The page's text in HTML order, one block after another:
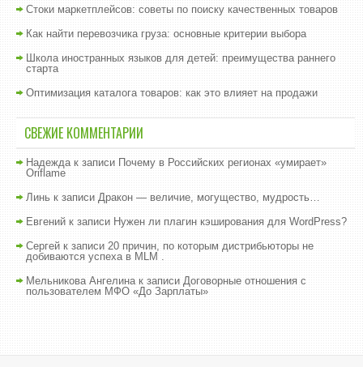
Стоки маркетплейсов: советы по поиску качественных товаров
Как найти перевозчика груза: основные критерии выбора
Школа иностранных языков для детей: преимущества раннего
старта
Оптимизация каталога товаров: как это влияет на продажи
СВЕЖИЕ КОММЕНТАРИИ
Надеждак записи Почему в Российских регионах «умирает»
Oriflame
Линь к записи Дракон — величие, могущество, мудрость…
Евгений к записи Нужен ли плагин кэширования для WordPress?
Сергей к записи 20 причин, по которым дистрибьюторы не
добиваются успеха в MLM .
Мельникова Ангелинак записи Договорные отношения с
пользователем МФО «До Зарплаты»